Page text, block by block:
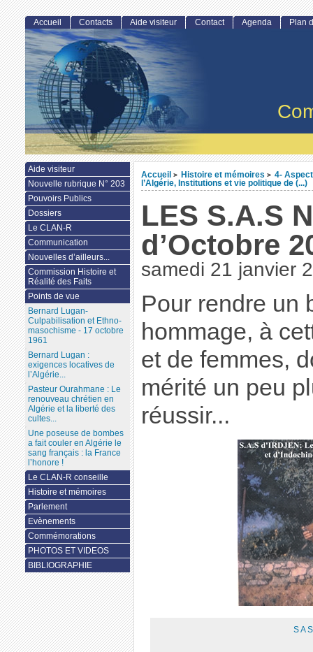
Accueil > Histoire et mémoires > 4-
l’Algérie, Institutions et vie politique de (...)
LES S.A.S
d’Octobre
samedi 21 janvier
Pour rendre un
hommage, à
et de femmes,
mérité un peu
réussir...
S A
Accueil Contacts Aide visiteur Contact Agenda Plan
Aide visiteur
Nouvelle rubrique N° 203
Pouvoirs Publics
Dossiers
Le CLAN-R
Communication
Nouvelles d’ailleurs...
Commission Histoire et
Réalité des Faits
Points de vue
Bernard Lugan-
Culpabilisation et Ethno-
masochisme - 17 octobre
1961
Bernard Lugan :
exigences locatives de
l’Algérie...
Pasteur Ourahmane : Le
renouveau chrétien en
Algérie et la liberté des
cultes...
Une poseuse de bombes
a fait couler en Algérie le
sang français : la France
l’honore !
Le CLAN-R conseille
Histoire et mémoires
Parlement
Evènements
Commémorations
PHOTOS ET VIDEOS
BIBLIOGRAPHIE